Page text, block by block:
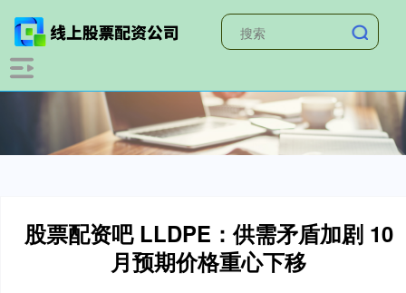
股票配资吧 LLDPE：供需矛盾加剧 10
月预期价格重心下移